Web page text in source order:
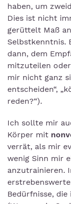
haben, um
Dies ist nicht
gerüttelt Maß
Selbstkenntnis.
dann, dem
mitzuteilen oder
mir nicht ganz
entscheiden“,
reden?“).
Ich sollte mir
Körper mit
verrät, als mir
wenig Sinn mir
anzutrainieren.
Bedürfnisse, die